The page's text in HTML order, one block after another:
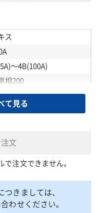
ス
〜4B(100A)
相200
200V両用(切替スイッ
て見る
文
で注文できません。
つきましては、
わせください。